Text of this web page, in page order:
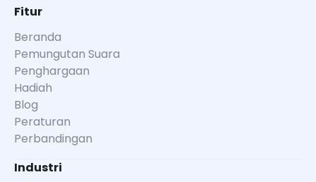
Fitur
Beranda
Pemungutan Suara
Penghargaan
Hadiah
Blog
Peraturan
Perbandingan
Industri